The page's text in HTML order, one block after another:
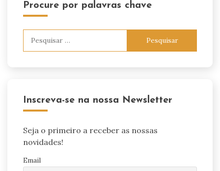
Procure por palavras chave
Inscreva-se na nossa Newsletter
Seja o primeiro a receber as nossas
novidades!
Email